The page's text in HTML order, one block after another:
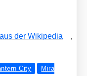
der Wiki­pe­dia
,
City
Mira